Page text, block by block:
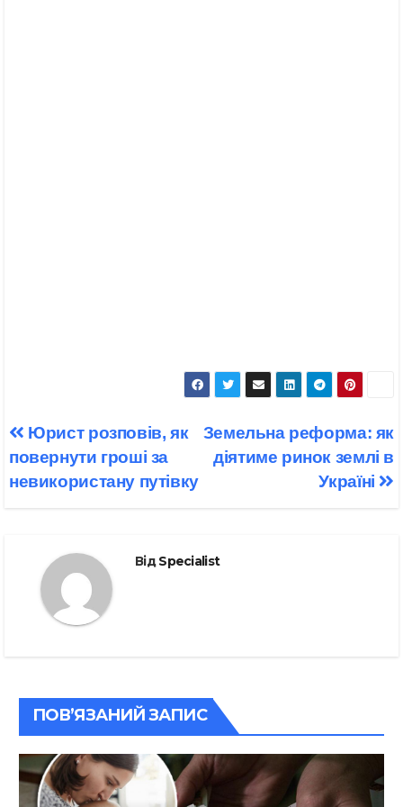
Навігація
записів
Земельна реформа: як
діятиме ринок землі в
Україні
Юрист розповів, як
повернути гроші за
невикористану путівку
ВідSpecialist
ПОВ’ЯЗАНИЙ ЗАПИС